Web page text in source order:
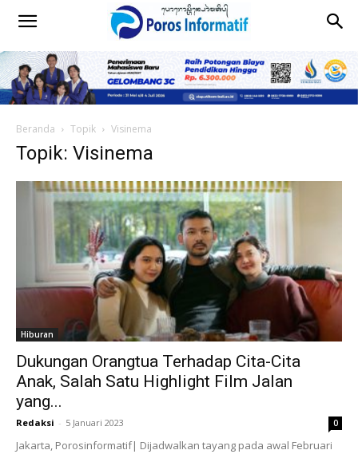
Beranda Topik Visinema
Topik: Visinema
Hiburan
Dukungan Orangtua Terhadap Cita-Cita
Anak, Salah Satu Highlight Film Jalan
yang...
Redaksi - 5 Januari 2023 0
Jakarta, Porosinformatif| Dijadwalkan tayang pada awal Februari